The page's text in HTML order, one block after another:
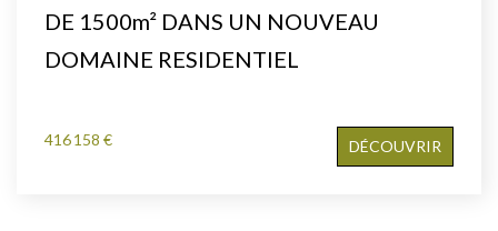
DE 1500m² DANS UN NOUVEAU
DOMAINE RESIDENTIEL
416 158 € DÉCOUVRIR